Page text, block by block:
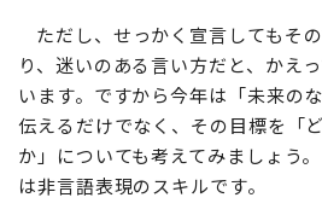
ただし、せっかく宣言してもそ
り、迷いのある言い方だと、かえ
います。ですから今年は「未来の
伝えるだけでなく、その目標を「
か」についても考えてみましょう
は非言語表現のスキルです。